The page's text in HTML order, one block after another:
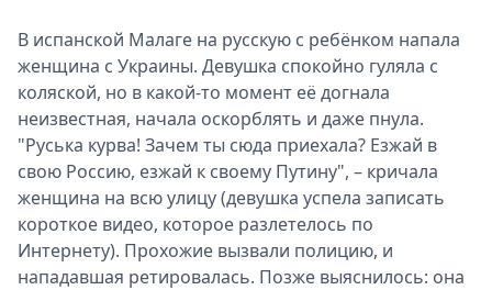
В испанской Малаге на русскую с ребёнком напала
женщина с Украины. Девушка спокойно гуляла с
коляской, но в какой-то момент её догнала
неизвестная, начала оскорблять и даже пнула.
"Руська курва! Зачем ты сюда приехала? Езжай в
свою Россию, езжай к своему Путину", – кричала
женщина на всю улицу (девушка успела записать
короткое видео, которое разлетелось по
Интернету). Прохожие вызвали полицию, и
нападавшая ретировалась. Позже выяснилось: она